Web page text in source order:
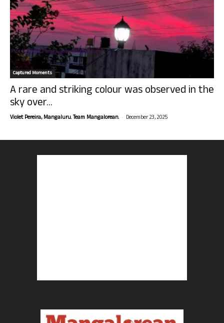
Captured Moments
A rare and striking colour was observed in the
sky over...
Violet Pereira, Mangaluru. Team Mangalorean. - December 23, 2025